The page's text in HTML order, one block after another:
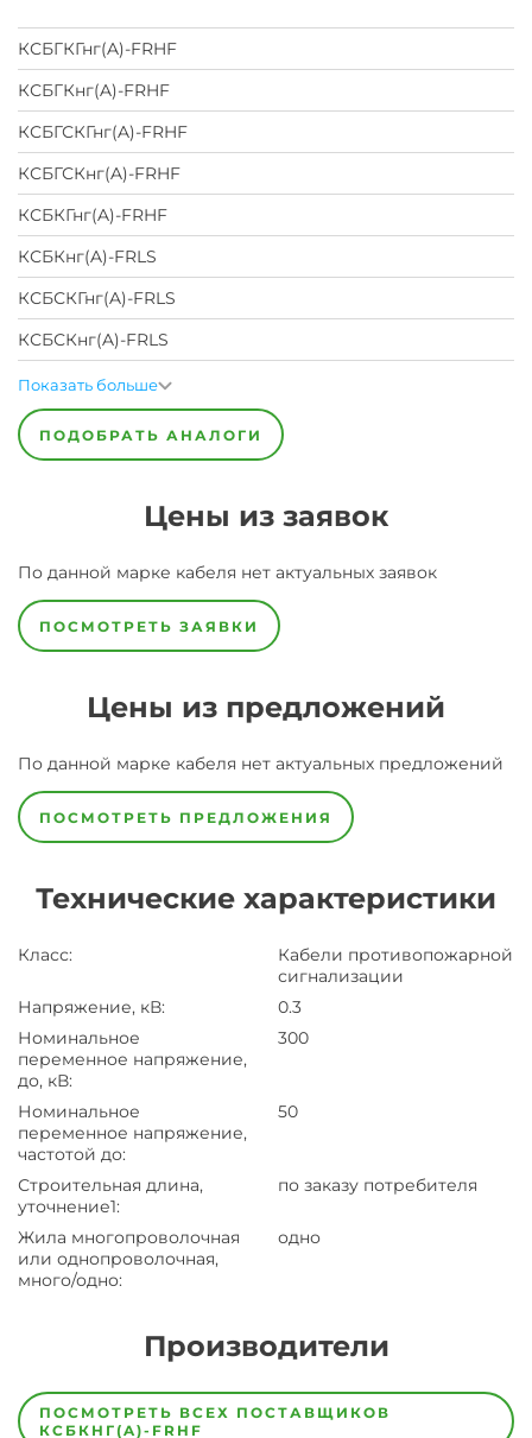
КСБГКГнг(A)-FRHF
КСБГКнг(A)-FRHF
КСБГСКГнг(A)-FRHF
КСБГСКнг(A)-FRHF
КСБКГнг(A)-FRHF
КСБКнг(A)-FRLS
КСБСКГнг(A)-FRLS
КСБСКнг(A)-FRLS
Показать больше
ПОДОБРАТЬ АНАЛОГИ
Цены из заявок
По данной марке кабеля нет актуальных заявок
ПОСМОТРЕТЬ ЗАЯВКИ
Цены из предложений
По данной марке кабеля нет актуальных предложений
ПОСМОТРЕТЬ ПРЕДЛОЖЕНИЯ
Технические характеристики
Класс:
Кабели противопожарной
сигнализации
Напряжение, кВ:
0.3
Номинальное
переменное напряжение,
до, кВ:
300
Номинальное
переменное напряжение,
частотой до:
50
Строительная длина,
уточнение1:
по заказу потребителя
Жила многопроволочная
или однопроволочная,
много/одно:
одно
Производители
Завод Завод-
изготовитель
ПОСМОТРЕТЬ ВСЕХ ПОСТАВЩИКОВ
КСБКНГ(A)-FRHF